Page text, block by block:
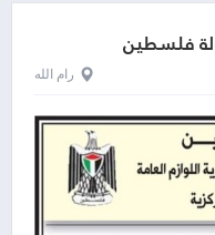
فلسطين
رام الله